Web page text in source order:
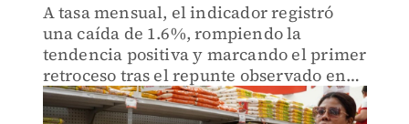
A tasa mensual, el indicador registró
una caída de 1.6%, rompiendo la
tendencia positiva y marcando el primer
retroceso tras el repunte observado en
diciembre.